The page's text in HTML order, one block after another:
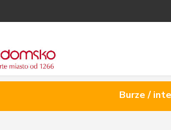
Burze /